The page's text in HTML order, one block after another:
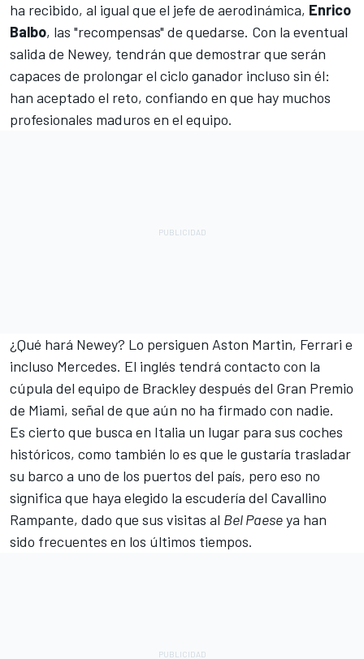
ha recibido, al igual que el jefe de aerodinámica, Enrico
Balbo, las "recompensas" de quedarse. Con la eventual
salida de Newey, tendrán que demostrar que serán
capaces de prolongar el ciclo ganador incluso sin él:
han aceptado el reto, confiando en que hay muchos
profesionales maduros en el equipo.
¿Qué hará Newey? Lo persiguen Aston Martin, Ferrari e
incluso Mercedes. El inglés tendrá contacto con la
cúpula del equipo de Brackley después del Gran Premio
de Miami, señal de que aún no ha firmado con nadie.
Es cierto que busca en Italia un lugar para sus coches
históricos, como también lo es que le gustaría trasladar
su barco a uno de los puertos del país, pero eso no
significa que haya elegido la escudería del Cavallino
Rampante, dado que sus visitas al Bel Paeseya han
sido frecuentes en los últimos tiempos.